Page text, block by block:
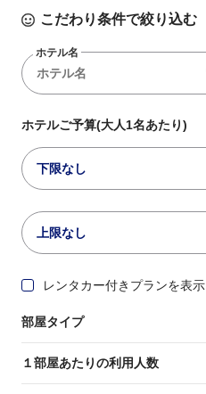
こだわり条件で絞り込む
ホテル名
ホテルご予算(大人1名あたり)
下限なし
上限なし
レンタカー付きプランを表示
部屋タイプ
１部屋あたりの利用人数